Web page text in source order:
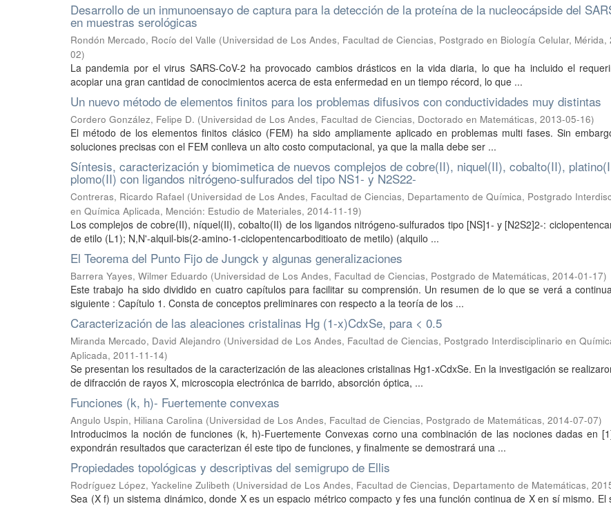
Desarrollo de un inmunoensayo de captura para la detección de la proteína de la nucleocápside del
en muestras serológicas
Rondón Mercado, Rocío del Valle (Universidad de Los Andes, Facultad de Ciencias, Postgrado en Biología Celular, Mérida,
02)
La pandemia por el virus SARS-CoV-2 ha provocado cambios drásticos en la vida diaria, lo que ha incluido el
acopiar una gran cantidad de conocimientos acerca de esta enfermedad en un tiempo récord, lo que ...
Un nuevo método de elementos finitos para los problemas difusivos con conductividades muy distintas
Cordero González, Felipe D. (Universidad de Los Andes, Facultad de Ciencias, Doctorado en Matemáticas, 2013-05-16)
El método de los elementos finitos clásico (FEM) ha sido ampliamente aplicado en problemas multi fases. Sin
soluciones precisas con el FEM conlleva un alto costo computacional, ya que la malla debe ser ...
Síntesis, caracterización y biomimetica de nuevos complejos de cobre(II), niquel(II), cobalto(II),
plomo(II) con ligandos nitrógeno-sulfurados del tipo NS1- y N2S22-
Contreras, Ricardo Rafael (Universidad de Los Andes, Facultad de Ciencias, Departamento de Química, Postgrado
en Química Aplicada, Mención: Estudio de Materiales, 2014-11-19)
Los complejos de cobre(II), níquel(II), cobalto(II) de los ligandos nitrógeno-sulfurados tipo [NS]1- y [N2S2]2-:
de etilo (L1); N,N'-alquil-bis(2-amino-1-ciclopentencarboditioato de metilo) (alquilo ...
El Teorema del Punto Fijo de Jungck y algunas generalizaciones
Barrera Yayes, Wilmer Eduardo (Universidad de Los Andes, Facultad de Ciencias, Postgrado de Matemáticas, 2014-01-17)
Este trabajo ha sido dividido en cuatro capítulos para facilitar su comprensión. Un resumen de lo que se verá a
siguiente : Capítulo 1. Consta de conceptos preliminares con respecto a la teoría de los ...
Caracterización de las aleaciones cristalinas Hg (1-x)CdxSe, para < 0.5
Miranda Mercado, David Alejandro (Universidad de Los Andes, Facultad de Ciencias, Postgrado Interdisciplinario en
Aplicada, 2011-11-14)
Se presentan los resultados de la caracterización de las aleaciones cristalinas Hg1-xCdxSe. En la investigación se
de difracción de rayos X, microscopia electrónica de barrido, absorción óptica, ...
Funciones (k, h)- Fuertemente convexas
Angulo Uspin, Hiliana Carolina (Universidad de Los Andes, Facultad de Ciencias, Postgrado de Matemáticas, 2014-07-07)
Introducimos la noción de funciones (k, h)-Fuertemente Convexas corno una combinación de las nociones dadas en
expondrán resultados que caracterizan él este tipo de funciones, y finalmente se demostrará una ...
Propiedades topológicas y descriptivas del semigrupo de Ellis
Rodríguez López, Yackeline Zulibeth (Universidad de Los Andes, Facultad de Ciencias, Departamento de Matemáticas,
Sea (X f) un sistema dinámico, donde X es un espacio métrico compacto y fes una función continua de X en sí mismo. El